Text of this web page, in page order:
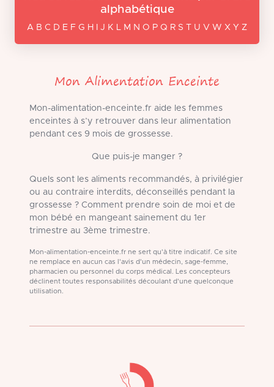
alphabétique
A B C D E F G H I J K L M N O P Q R S T U V W X Y Z
Mon Alimentation Enceinte
Mon-alimentation-enceinte.fr aide les femmes
enceintes à s’y retrouver dans leur alimentation
pendant ces 9 mois de grossesse.
Que puis-je manger ?
Quels sont les aliments recommandés, à privilégier
ou au contraire interdits, déconseillés pendant la
grossesse ? Comment prendre soin de moi et de
mon bébé en mangeant sainement du 1er
trimestre au 3ème trimestre.
Mon-alimentation-enceinte.fr ne sert qu'à titre indicatif. Ce site
ne remplace en aucun cas l'avis d'un médecin, sage-femme,
pharmacien ou personnel du corps médical. Les concepteurs
déclinent toutes responsabilités découlant d'une quelconque
utilisation.